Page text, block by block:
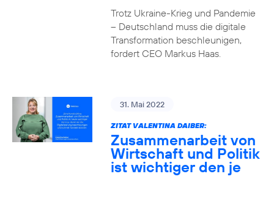
Trotz Ukraine-Krieg und Pandemie
– Deutschland muss die digitale
Transformation beschleunigen,
fordert CEO Markus Haas.
31. Mai 2022
ZITAT VALENTINA DAIBER:
Zusammenarbeit von
Wirtschaft und Politik
ist wichtiger den je